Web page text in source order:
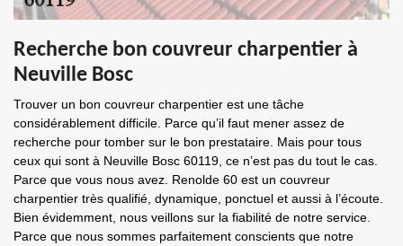
Recherche bon couvreur charpentier à
Neuville Bosc
Trouver un bon couvreur charpentier est une tâche
considérablement difficile. Parce qu’il faut mener assez de
recherche pour tomber sur le bon prestataire. Mais pour tous
ceux qui sont à Neuville Bosc 60119, ce n’est pas du tout le cas.
Parce que vous nous avez. Renolde 60 est un couvreur
charpentier très qualifié, dynamique, ponctuel et aussi à l’écoute.
Bien évidemment, nous veillons sur la fiabilité de notre service.
Parce que nous sommes parfaitement conscients que notre